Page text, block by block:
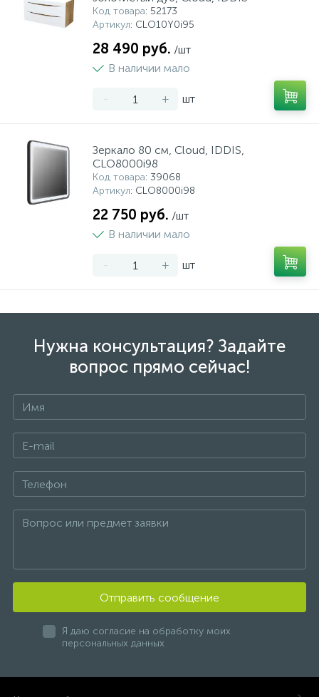
Код товара: 52173
Артикул: CLO10Y0i95
28 490 руб. /шт
В наличии мало
- + шт
Зеркало 80 см, Cloud, IDDIS,
CLO8000i98
Код товара: 39068
Артикул: CLO8000i98
22 750 руб. /шт
В наличии мало
- + шт
Нужна консультация? Задайте
вопрос прямо сейчас!
Отправить сообщение
Я даю согласие на обработку моих
персональных данных